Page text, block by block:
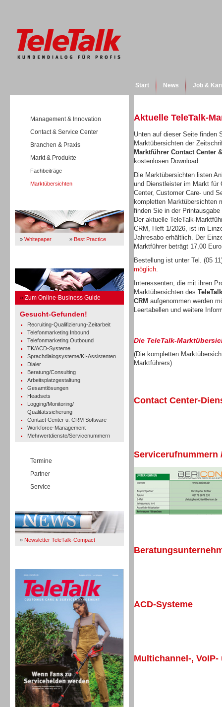
Start News Job &
Management & Innovation
Contact & Service Center
Branchen & Praxis
Markt & Produkte
Fachbeiträge
Marktübersichten
» Whitepaper » Best Practice
» Zum Online-Business Guide
Gesucht-Gefunden!
Recruiting-Qualifizierung-Zeitarbeit
Telefonmarketing Inbound
Telefonmarketing Outbound
TK/ACD-Systeme
Sprachdialogsysteme/KI-Assistenten
Dialer
Beratung/Consulting
Arbeitsplatzgestaltung
Gesamtlösungen
Headsets
Logging/Monitoring/
Qualitätssicherung
Contact Center u. CRM Software
Workforce-Management
Mehrwertdienste/Servicenummern
Termine
Partner
Service
» Newsletter TeleTalk-Compact
TK- und ACD-Systeme
Aktuelle TeleTalk-
Unten auf dieser Seite finden
Marktübersichten der
Marktführer Contact Center
kostenlosen Download.
Die Marktübersichten listen
und Dienstleister im Markt für
Center, Customer Care- und
kompletten Marktübersichten
finden Sie in der
Der aktuelle TeleTalk-
CRM, Heft 1/2026, ist im
Jahresabo erhältlich. Der
Marktführer beträgt 17,00
Bestellung ist unter Tel. (05
möglich.
Interessenten, die mit ihren
Marktübersichten des
CRM aufgenommen werden
Leertabellen und weitere
Die TeleTalk-
(Die kompletten
Marktführers)
Contact Center-
Servicerufnummern
ACD-Systeme
Multichannel-,